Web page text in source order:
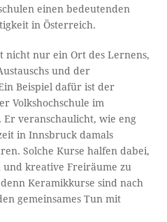
einen bedeutenden
in Österreich.
nicht nur ein Ort des Lernens,
und der
Beispiel dafür ist der
Volkshochschule im
Er veranschaulicht, wie eng
in Innsbruck damals
Solche Kurse halfen dabei,
kreative Freiräume zu
Keramikkurse sind nach
gemeinsames Tun mit